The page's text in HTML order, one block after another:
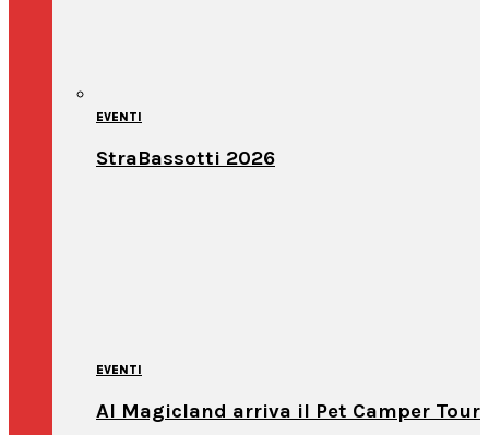
EVENTI
StraBassotti 2026
EVENTI
Al Magicland arriva il Pet Camper Tour